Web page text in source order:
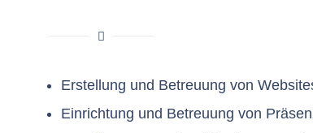
Erstellung und Betreuung von
Einrichtung und Betreuung von